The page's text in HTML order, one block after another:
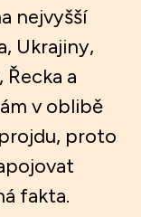
nejvyšší
Ukrajiny,
Řecka a
v oblibě
proto
fakta.